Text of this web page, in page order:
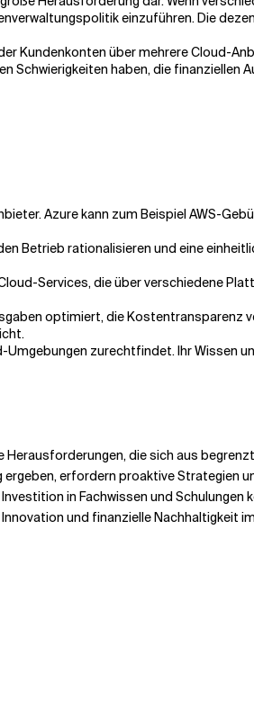
einzuführen. Die
Kundenkonten über mehrere Cloud-
Schwierigkeiten haben, die finanziellen
Azure kann zum Beispiel AWS-
Betrieb rationalisieren und eine
Services, die über verschiedene
optimiert, die Kostentransparenz
Umgebungen zurechtfindet. Ihr Wissen
die sich aus
erfordern proaktive Strategien
in Fachwissen und Schulungen
und finanzielle Nachhaltigkeit